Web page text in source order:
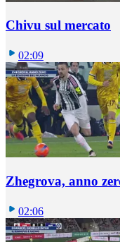
Chivu sul mercato
02:09
Zhegrova, anno
02:06